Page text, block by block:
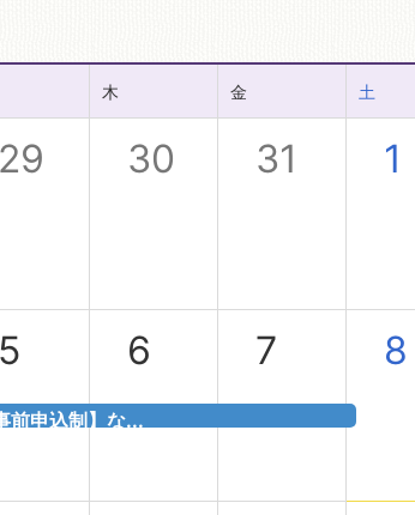
木 金 土
29 30 31 1
5
前申込制】な...
6 7 8